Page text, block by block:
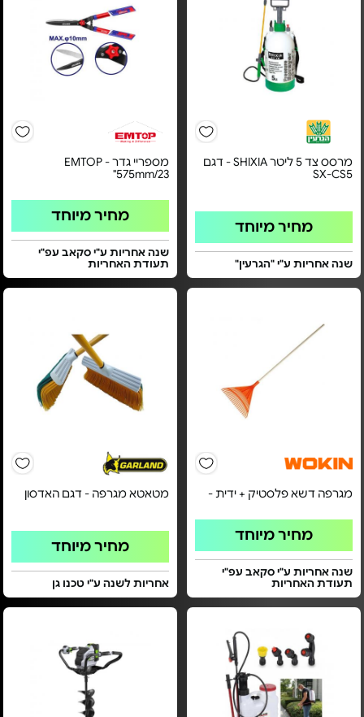
מרסס צד 5 ליטר SHIXIA - דגם
SX-CS5
מחיר מיוחד
שנה אחריות ע"י "הגרעין"
מספריי גדר EMTOP -
575mm/23"
מחיר מיוחד
שנה אחריות ע"י סקאב עפ"י
תעודת האחריות
מגרפה דשא פלסטיק + ידית -
מחיר מיוחד
שנה אחריות ע"י סקאב עפ"י
תעודת האחריות
מטאטא מגרפה - דגם האדסון
מחיר מיוחד
אחריות לשנה ע"י טכנו גן